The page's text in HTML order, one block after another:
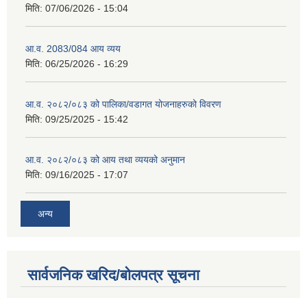
मिति: 07/06/2026 - 15:04
आ.व. 2083/084 आय व्यय
मिति: 06/25/2026 - 16:29
आ.व. २०८२/०८३ को पालिका/वडागत योजनाहरुको विवरण
मिति: 09/25/2025 - 15:42
आ.व. २०८२/०८३ को आय तथा व्ययको अनुमान
मिति: 09/16/2025 - 17:07
अन्य
सार्वजनिक खरिद/बोलपत्र सूचना